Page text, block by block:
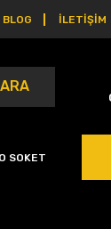
BLOG İLETİŞİM
ARA
SOKET